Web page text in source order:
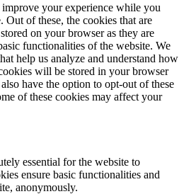
your experience while you
Out of these, the cookies that are
on your browser as they are
functionalities of the website. We
help us analyze and understand how
will be stored in your browser
have the option to opt-out of these
of these cookies may affect your
essential for the website to
ensure basic functionalities and
anonymously.